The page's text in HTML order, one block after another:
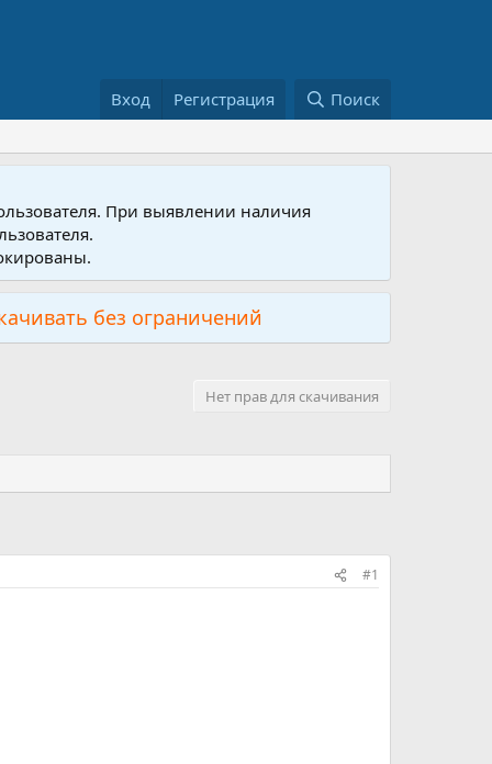
Вход Регистрация Поиск
При выявлении наличия
без ограничений
Нет прав для скачивания
#1